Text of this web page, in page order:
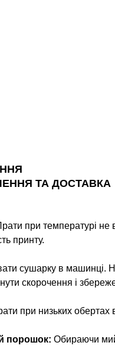
ТА ДОСТАВКА
при температурі не
принту.
сушарку в машинці.
скорочення і
при низьких
порошок: Обираючи